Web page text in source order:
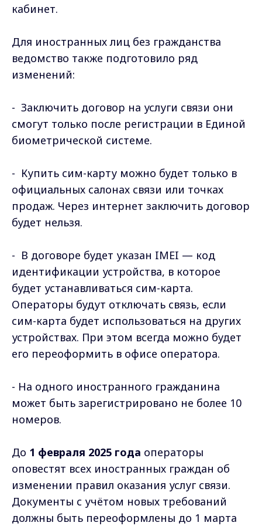
кабинет.
Для иностранных лиц без гражданства
ведомство также подготовило ряд
изменений:
- Заключить договор на услуги связи они
смогут только после регистрации в Единой
биометрической системе.
- Купить сим-карту можно будет только в
официальных салонах связи или точках
продаж. Через интернет заключить договор
будет нельзя.
- В договоре будет указан IMEI — код
идентификации устройства, в которое
будет устанавливаться сим-карта.
Операторы будут отключать связь, если
сим-карта будет использоваться на других
устройствах. При этом всегда можно будет
его переоформить в офисе оператора.
- На одного иностранного гражданина
может быть зарегистрировано не более 10
номеров.
До 1 февраля 2025 года операторы
оповестят всех иностранных граждан об
изменении правил оказания услуг связи.
Документы с учётом новых требований
должны быть переоформлены до 1 марта